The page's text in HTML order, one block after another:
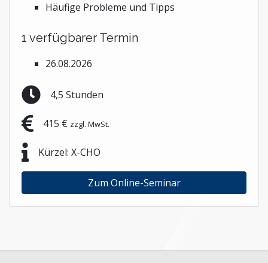
Häufige Probleme und Tipps
1 verfügbarer Termin
26.08.2026
4,5 Stunden
415 € zzgl. MwSt.
Kürzel: X-CHO
Zum Online-Seminar